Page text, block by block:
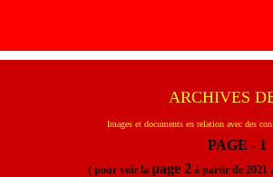
ARCHIVES
Images et documents en relation avec des
PAGE - 1
( pour voir la page 2à partir de 2021